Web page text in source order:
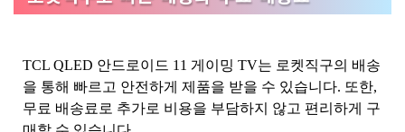
TCL QLED 안드로이드 11 게이밍 TV는 로켓직구의 배송
을 통해 빠르고 안전하게 제품을 받을 수 있습니다. 또한,
무료 배송료로 추가로 비용을 부담하지 않고 편리하게 구